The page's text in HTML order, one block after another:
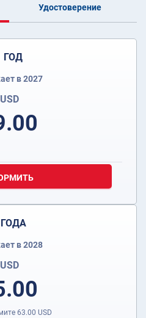
Удостоверение
ГОД
в 2027
USD
в 2028
USD
63.00 USD